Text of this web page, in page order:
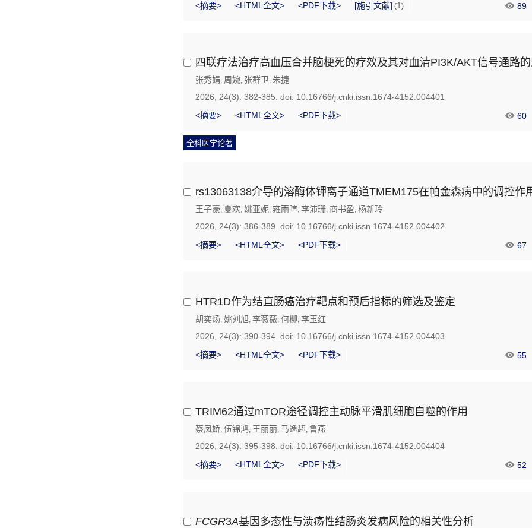
<摘要>
<HTML全文> <PDF下载> [施引文献] (1 ) 89
四联疗法治疗高血压合并脑梗死的疗效及其对血清PI3K/AKT信号通路
张秀娟, 周婉, 张群卫, 朱捷
2026, 24(3): 382-385. doi: 10.16766/j.cnki.issn.1674-4152.004401
<摘要>
<HTML全文> <PDF下载> 60
全科医学论著
rs13063138介导的溶酶体钾离子通道TMEM175在帕金森病中的调控作
王子豪, 夏欢, 姚亚妮, 雍雨暄, 李沛珊, 商书盈, 杨新玲
2026, 24(3): 386-389. doi: 10.16766/j.cnki.issn.1674-4152.004402
<摘要>
<HTML全文> <PDF下载> 67
HTR1D作为结直肠癌治疗靶点和预后指标的筛选及鉴定
胡奕炀, 姚刘旭, 李薇薇, 何柳, 李玉红
2026, 24(3): 390-394. doi: 10.16766/j.cnki.issn.1674-4152.004403
<摘要>
<HTML全文> <PDF下载> 55
TRIM62通过mTOR途径调控主动脉平滑肌细胞自噬的作用
蔡凤娇, 伍锦鸿, 王丽丽, 马逸超, 鲁燕
2026, 24(3): 395-398. doi: 10.16766/j.cnki.issn.1674-4152.004404
<摘要>
<HTML全文> <PDF下载> 52
FCGR3A基因多态性与溃疡性结肠炎发病风险的相关性分析